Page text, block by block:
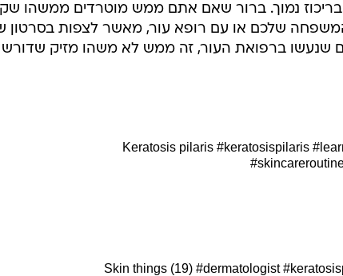
בריכוז נמוך. ברור שאם אתם ממש מוטרדים ממשהו
שלכם או עם רופא עור, מאשר לצפות בסרטון
שנעשו ברפואת העור, זה ממש לא משהו מזיק שדורש
Keratosis pilaris #keratosispilaris
Skin things (19) #dermatologist